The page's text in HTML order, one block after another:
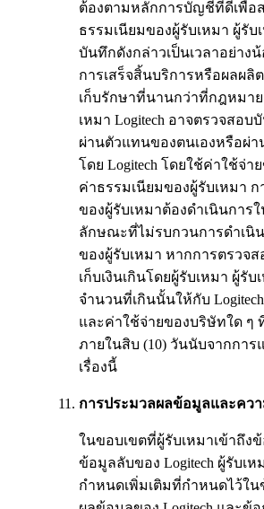
ต้องตามหลักการบัญชีที่ดีเพื่อ
ธรรมเนียมของผู้รับเหมา ผู้รับ
บันทึกดังกล่าวเป็นเวลาอย่าง
การเสร็จสิ้นบริการหรือผลผลิ
เก็บรักษาที่นานกว่าที่กฎหมา
เหมา Logitech อาจตรวจสอบ
ผ่านตัวแทนของตนเองหรือผ่
โดย Logitech โดยใช้ค่าใช้จ่า
ค่าธรรมเนียมของผู้รับเหมา
ของผู้รับเหมาต้องดำเนินการ
ลักษณะที่ไม่รบกวนการดำเนิ
ของผู้รับเหมา หากการตรวจส
เก็บเงินเกินโดยผู้รับเหมา ผู้รับ
จำนวนที่เกินนั้นให้กับ
และค่าใช้จ่ายของบริษัทใด ๆ
ภายในสิบ (10) วันนับจากการ
เรื่องนี้
การประมวลผลข้อมูลและคว
ในขอบเขตที่ผู้รับเหมาเข้าถึง
ข้อมูลลับของ Logitech ผู้รับเ
กำหนดเพิ่มเติมที่กำหนดไว้ใ